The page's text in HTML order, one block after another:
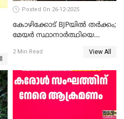
Posted On 26-12-2025
കോഴിക്കോട് BJPയിൽ തർക്കം;
മേയർ സ്ഥാനാർത്ഥിയെ
2 Min Read View All